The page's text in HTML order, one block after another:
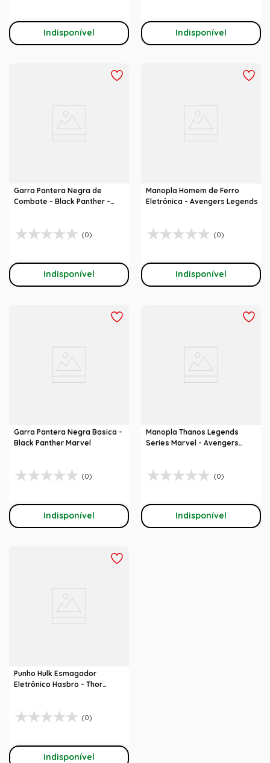
Indisponível Indisponível
Garra Pantera Negra de
Combate - Black Panther -
(0)
Indisponível
Manopla Homem de Ferro
Eletrônica - Avengers Legends
(0)
Indisponível
Garra Pantera Negra Basica -
Black Panther Marvel
(0)
Indisponível
Manopla Thanos Legends
Series Marvel - Avengers
(0)
Indisponível
Punho Hulk Esmagador
Eletrônico Hasbro - Thor
(0)
Indisponível